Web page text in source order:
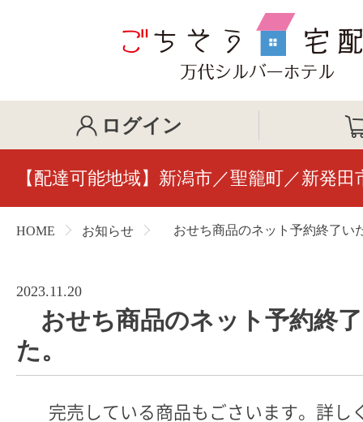
ログイン
【配達可能地域】新潟市／聖籠町／新発
HOME お知らせ おせち商品のネット予約終了い
2023.11.20
おせち商品のネット予約終
た。
完売している商品もごさいます。詳し